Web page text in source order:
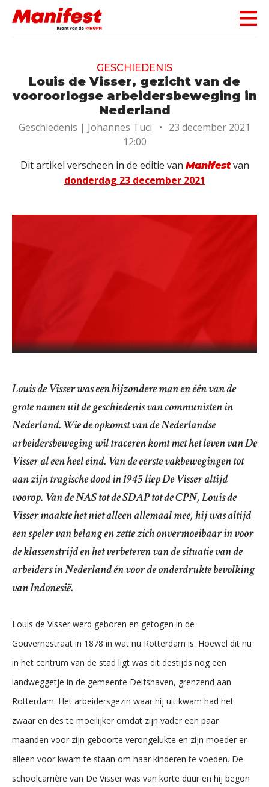
Skip navigation
GESCHIEDENIS
Louis de Visser, gezicht van de
vooroorlogse arbeidersbeweging in
Nederland
Geschiedenis | Johannes Tuci • 23 december 2021
12:00
Dit artikel verscheen in de editie van Manifestvan
donderdag 23 december 2021
Louis de Visser was een bijzondere man en één van de
grote namen uit de geschiedenis van communisten in
Nederland. Wie de opkomst van de Nederlandse
arbeidersbeweging wil traceren komt met het leven van De
Visser al een heel eind. Van de eerste vakbewegingen tot
aan zijn tragische dood in 1945 liep De Visser altijd
voorop. Van de NAS tot de SDAP tot de CPN, Louis de
Visser maakte het niet alleen allemaal mee, hij was altijd
een speler van belang en zette zich onvermoeibaar in voor
de klassenstrijd en het verbeteren van de situatie van de
arbeiders in Nederland én voor de onderdrukte bevolking
van Indonesië.
Louis de Visser werd geboren en getogen in de
Gouvernestraat in 1878 in wat nu Rotterdam is. Hoewel dit nu
in het centrum van de stad ligt was dit destijds nog een
landweggetje in de gemeente Delfshaven, grenzend aan
Rotterdam. Het arbeidersgezin waar hij uit kwam had het
zwaar en des te moeilijker omdat zijn vader een paar
maanden voor zijn geboorte verongelukte en zijn moeder er
alleen voor kwam te staan om haar kinderen te voeden. De
schoolcarrière van De Visser was van korte duur en hij begon